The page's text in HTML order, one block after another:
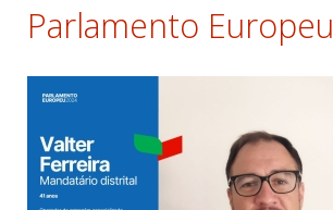
Parlamento Europeu